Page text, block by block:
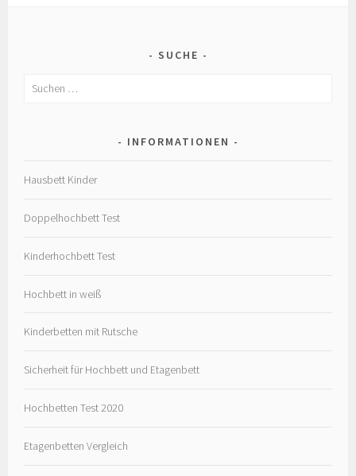
SUCHE
Suchen
INFORMATIONEN
Hausbett Kinder
Doppelhochbett Test
Kinderhochbett Test
Hochbett in weiß
Kinderbetten mit Rutsche
Sicherheit für Hochbett und Etagenbett
Hochbetten Test 2020
Etagenbetten Vergleich